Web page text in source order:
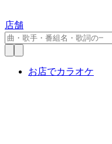
店舗
お店でカラオケ